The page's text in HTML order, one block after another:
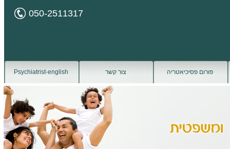
050-2511317
פורום פסיכיאטריה צור קשר Psychiatrist-english